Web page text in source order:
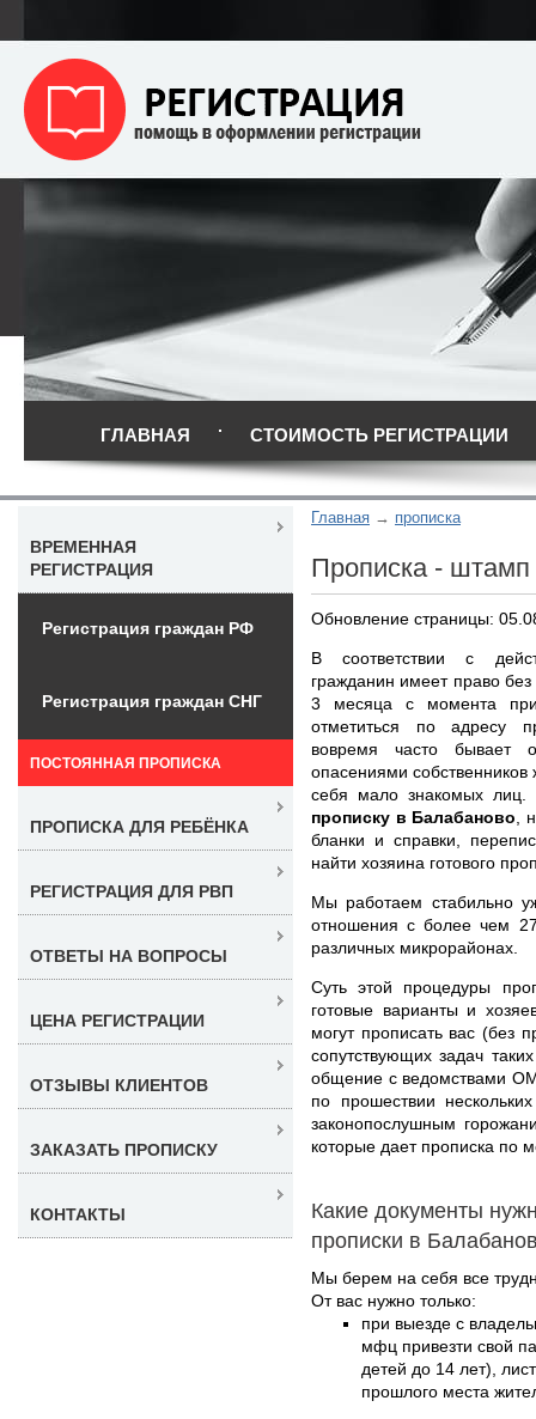
ГЛАВНАЯ СТОИМОСТЬ РЕГИСТРАЦИИ
Главная прописка
Прописка - штамп
Обновление страницы:
В соответствии с
гражданин имеет право
3 месяца с момента
отметиться по адресу
вовремя часто бывает
опасениями
себя мало знакомых
прописку в Балабаново ,
бланки и справки,
найти хозяина готового
Мы работаем стабильно
отношения с более чем
различных микрорайонах.
Суть этой процедуры
готовые варианты и
могут прописать вас (без
сопутствующих задач
общение с ведомствами
по прошествии
законопослушным
которые дает прописка по
Какие документы
прописки в
Мы берем на себя все
От вас нужно только:
при выезде с
мфц привезти свой
детей до 14 лет),
прошлого места
ВРЕМЕННАЯ
РЕГИСТРАЦИЯ
Регистрация граждан РФ
Регистрация граждан СНГ
ПОСТОЯННАЯ ПРОПИСКА
ПРОПИСКА ДЛЯ РЕБЁНКА
РЕГИСТРАЦИЯ ДЛЯ РВП
ОТВЕТЫ НА ВОПРОСЫ
ЦЕНА РЕГИСТРАЦИИ
ОТЗЫВЫ КЛИЕНТОВ
ЗАКАЗАТЬ ПРОПИСКУ
КОНТАКТЫ